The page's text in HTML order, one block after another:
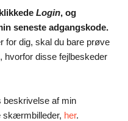
Login, og
seneste adgangskode.
for dig, skal du bare prøve
hvorfor disse fejlbeskeder
beskrivelse af min
skærmbilleder, her.